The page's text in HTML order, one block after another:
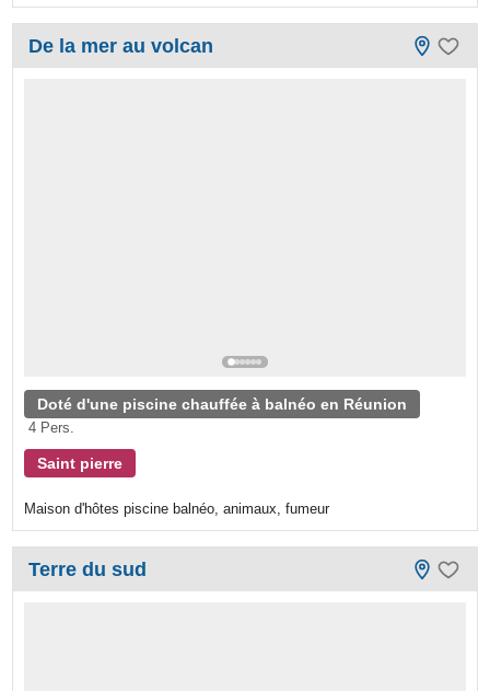
De la mer au volcan
Doté d'une piscine chauffée à balnéo en Réunion
4 Pers.
Saint pierre
Maison d'hôtes piscine balnéo, animaux, fumeur
Terre du sud